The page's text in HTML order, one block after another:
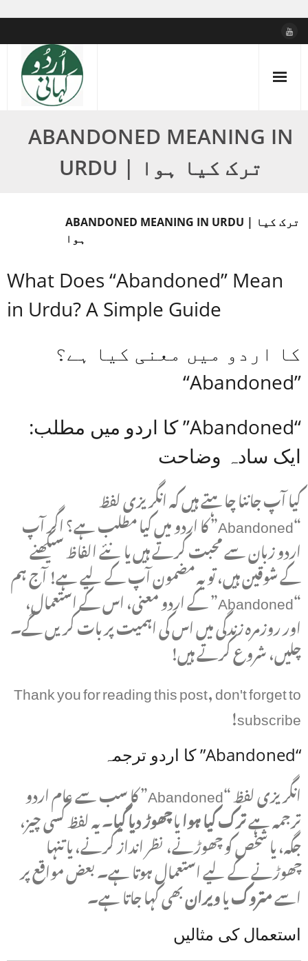
content
ABANDONED MEANING IN
URDU | ترک کیا ہوا
ABANDONED MEANING IN URDU | ترک کیا
ہوا
What Does “Abandoned” Mean
in Urdu? A Simple Guide
کا اردو میں معنی کیا ہے؟
“Abandoned”
“Abandoned” کا اردو میں مطلب:
ایک سادہ وضاحت
کیا آپ جاننا چاہتے ہیں کہ انگریزی لفظ
“Abandoned” کا اردو میں کیا مطلب ہے؟ اگر آپ
اردو زبان سے محبت کرتے ہیں یا نئے الفاظ سیکھنے
کے شوقین ہیں، تو یہ مضمون آپ کے لیے ہے! آج ہم
“Abandoned” کے اردو معنی، اس کے استعمال،
اور روزمرہ زندگی میں اس کی اہمیت پر بات کریں گے۔
چلیں، شروع کرتے ہیں!
Thank you for reading this post, don't forget to
subscribe!
“Abandoned” کا اردو ترجمہ
انگریزی لفظ “Abandoned” کا سب سے عام اردو
ترجمہ ہےترک کیا ہوایاچھوڑ دیا گیا۔ یہ لفظ کسی چیز،
جگہ، یا شخص کو چھوڑنے، نظر انداز کرنے، یا تنہا
چھوڑنے کے لیے استعمال ہوتا ہے۔ بعض مواقع پر
اسےمتروکیاویرانبھی کہا جاتا ہے۔
استعمال کی مثالیں